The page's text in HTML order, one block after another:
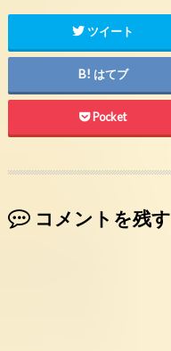
ツイート
はてブ
Pocket
コメントを残す